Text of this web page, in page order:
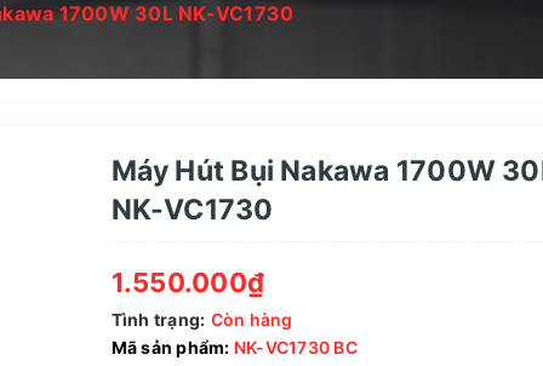
1700W 30L NK-VC1730
Máy Hút Bụi Nakawa 1700W
NK-VC1730
1.550.000₫
Tình trạng: Còn hàng
Mã sản phẩm: NK-VC1730 BC